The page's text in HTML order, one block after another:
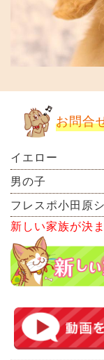
お問合
イエロー
男の子
フレスポ小田原
新しい家族が決